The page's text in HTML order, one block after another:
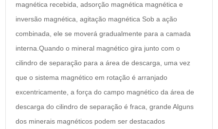
magnética recebida, adsorção magnética magnética e
inversão magnética, agitação magnética Sob a ação
combinada, ele se moverá gradualmente para a camada
interna.Quando o mineral magnético gira junto com o
cilindro de separação para a área de descarga, uma vez
que o sistema magnético em rotação é arranjado
excentricamente, a força do campo magnético da área de
descarga do cilindro de separação é fraca, grande Alguns
dos minerais magnéticos podem ser destacados